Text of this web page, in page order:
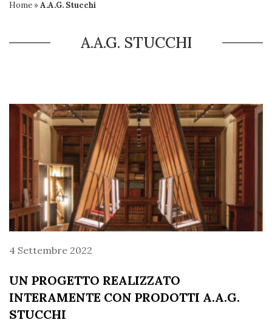
Home »A.A.G. Stucchi
A.A.G. STUCCHI
4 Settembre 2022
UN PROGETTO REALIZZATO
INTERAMENTE CON PRODOTTI A.A.G.
STUCCHI